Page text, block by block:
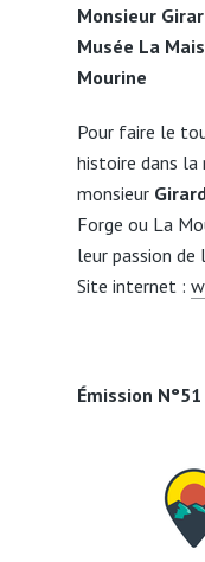
Monsieur
Musée La
Mourine
Pour faire le
histoire dans la
monsieur
Forge ou La
leur passion de
Site internet :
Émission